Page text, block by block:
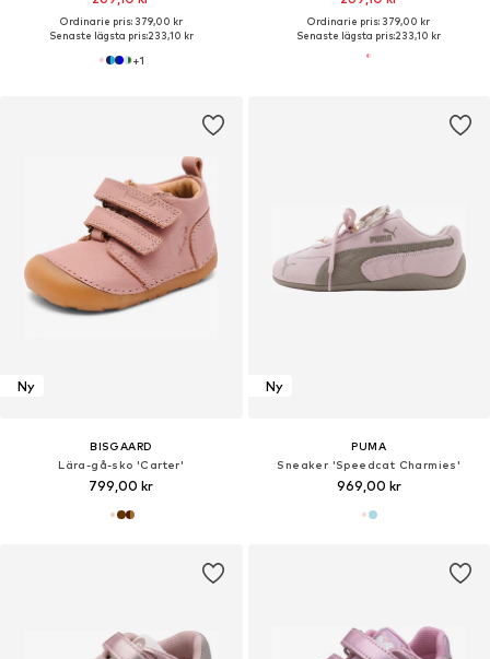
Ordinarie pris: 379,00 kr
Senaste lägsta pris:233,10 kr
+1
Ordinarie pris: 379,00 kr
Senaste lägsta pris:233,10 kr
Ny
BISGAARD
Lära-gå-sko 'Carter'
799,00 kr
Ny
PUMA
Sneaker 'Speedcat Charmies'
969,00 kr